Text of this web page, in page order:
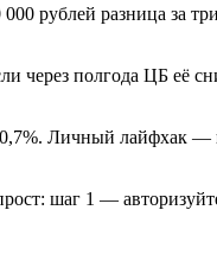
рублей разница за
через полгода ЦБ её
Личный лайфхак
шаг 1 —